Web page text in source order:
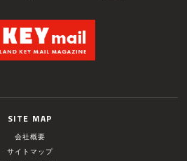
SITE MAP
会社概要
サイトマップ